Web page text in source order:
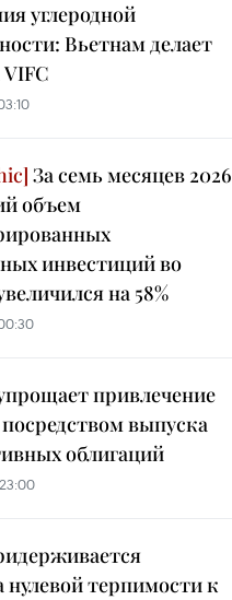
углеродной
Вьетнам делает
За семь месяцев 2026
объем
инвестиций во
на 58%
привлечение
выпуска
облигаций
терпимости к